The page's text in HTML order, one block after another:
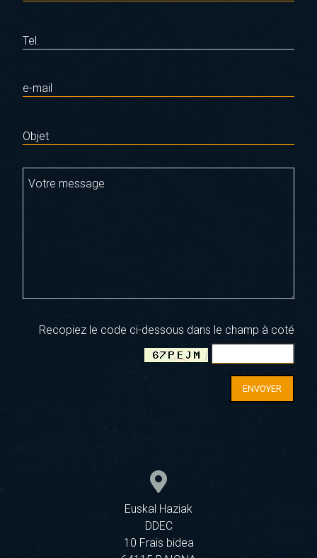
Tel.
e-mail
Objet
Votre message
Recopiez le code ci-dessous dans le champ à coté
ENVOYER
Euskal Haziak
DDEC
10 Frais bidea